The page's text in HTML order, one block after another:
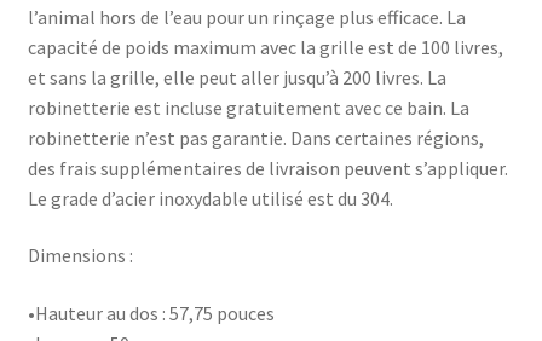
l’animal hors de l’eau pour un rinçage plus efficace. La
capacité de poids maximum avec la grille est de 100 livres,
et sans la grille, elle peut aller jusqu’à 200 livres. La
robinetterie est incluse gratuitement avec ce bain. La
robinetterie n’est pas garantie. Dans certaines régions,
des frais supplémentaires de livraison peuvent s’appliquer.
Le grade d’acier inoxydable utilisé est du 304.
Dimensions :
•Hauteur au dos : 57,75 pouces